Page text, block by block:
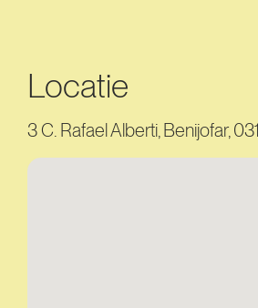
Locatie
3 C. Rafael Alberti, Benijofar,